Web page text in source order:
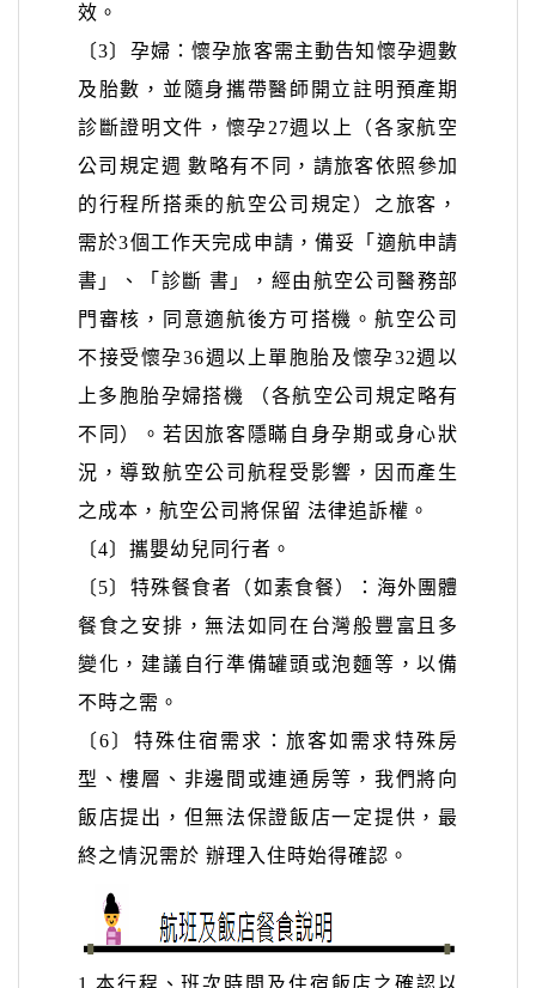
效。
〔3〕 孕婦：懷孕旅客需主動告知懷孕週數
及胎數，並隨身攜帶醫師開立註明預產期
診斷證明文件，懷孕27週以上（各家航空
公司規定週 數略有不同，請旅客依照參加
的行程所搭乘的航空公司規定）之旅客，
需於3個工作天完成申請，備妥「適航申請
書」、「診斷 書」，經由航空公司醫務部
門審核，同意適航後方可搭機。航空公司
不接受懷孕36週以上單胞胎及懷孕32週以
上多胞胎孕婦搭機 （各航空公司規定略有
不同）。若因旅客隱瞞自身孕期或身心狀
況，導致航空公司航程受影響，因而產生
之成本，航空公司將保留 法律追訴權。
〔4〕 攜嬰幼兒同行者。
〔5〕 特殊餐食者（如素食餐）：海外團體
餐食之安排，無法如同在台灣般豐富且多
變化，建議自行準備罐頭或泡麵等，以備
不時之需。
〔6〕 特殊住宿需求：旅客如需求特殊房
型、樓層、非邊間或連通房等，我們將向
飯店提出，但無法保證飯店一定提供，最
終之情況需於 辦理入住時始得確認。
1. 本行程、班次時間及住宿飯店之確認以